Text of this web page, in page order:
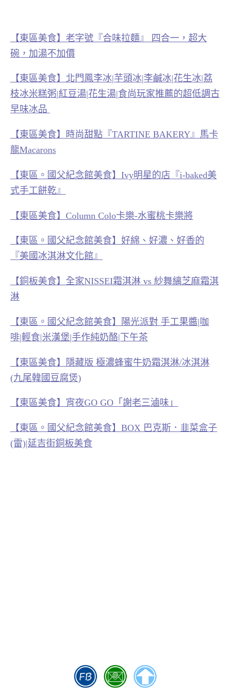
【東區美食】老字號『合味拉麵』 四合一，超大
碗，加湯不加價
【東區美食】北門鳳李冰|芋頭冰|李鹹冰|花生冰|荔
枝冰米糕粥|紅豆湯|花生湯|食尚玩家推薦的超低調古
早味冰品
【東區美食】時尚甜點『TARTINE BAKERY』馬卡
龍Macarons
【東區。國父紀念館美食】Ivy明星的店『i-baked美
式手工餅乾』
【東區美食】Column Colo卡樂-水蜜桃卡樂將
【東區。國父紀念館美食】好綿、好濃、好香的
『美國冰淇淋文化館』
【銅板美食】全家NISSEI霜淇淋 vs 紗舞縭芝麻霜淇
淋
【東區。國父紀念館美食】陽光派對 手工果醬|咖
啡|輕食|米漢堡|手作純奶酪|下午茶
【東區美食】隱藏版 極濃蜂蜜牛奶霜淇淋/冰淇淋
(九尾韓國豆腐煲)
【東區美食】宵夜GO GO「謝老三滷味」
【東區。國父紀念館美食】BOX 巴克斯．韭菜盒子
(雷)|延吉街銅板美食